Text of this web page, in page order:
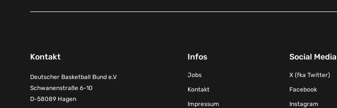
Kontakt
Deutscher Basketball Bund e.V
Schwanenstraße 6-10
D-58089 Hagen
Infos
Jobs
Kontakt
Impressum
Social Media
X (fka Twitter)
Facebook
Instagram